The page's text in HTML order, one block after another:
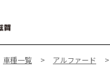
車種一覧 アルファード